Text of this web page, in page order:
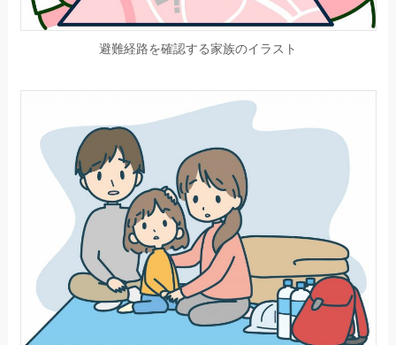
避難経路を確認する家族のイラスト